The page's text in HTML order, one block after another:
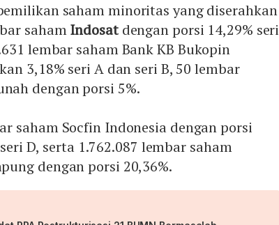
saham minoritas yang diserahkan
sahamIndosatdengan porsi 14,29% seri
lembar saham Bank KB Bukopin
3,18% seri A dan seri B, 50 lembar
dengan porsi 5%.
saham Socfin Indonesia dengan porsi
D, serta 1.762.087 lembar saham
dengan porsi 20,36%.